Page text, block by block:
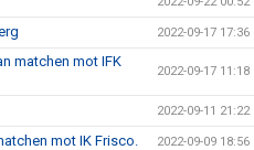
2022-09-17 17:36
matchen mot IFK
2022-09-17 11:18
2022-09-11 21:22
mot IK Frisco. 2022-09-09 18:56